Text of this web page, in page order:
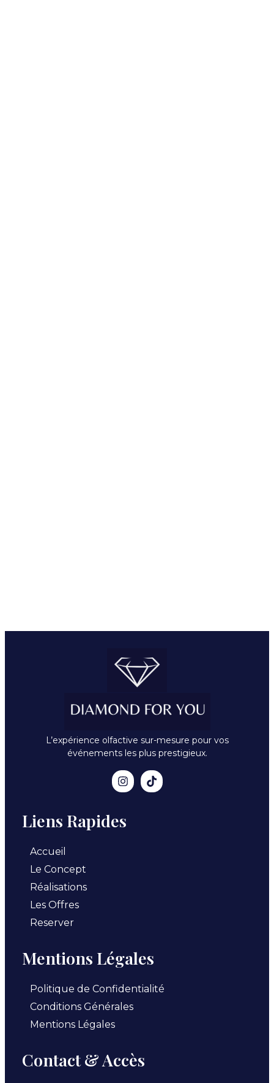
L’expérience olfactive sur-mesure pour vos
événements les plus prestigieux.
Liens Rapides
Accueil
Le Concept
Réalisations
Les Offres
Reserver
Mentions Légales
Politique de Confidentialité
Conditions Générales
Mentions Légales
Contact & Accès